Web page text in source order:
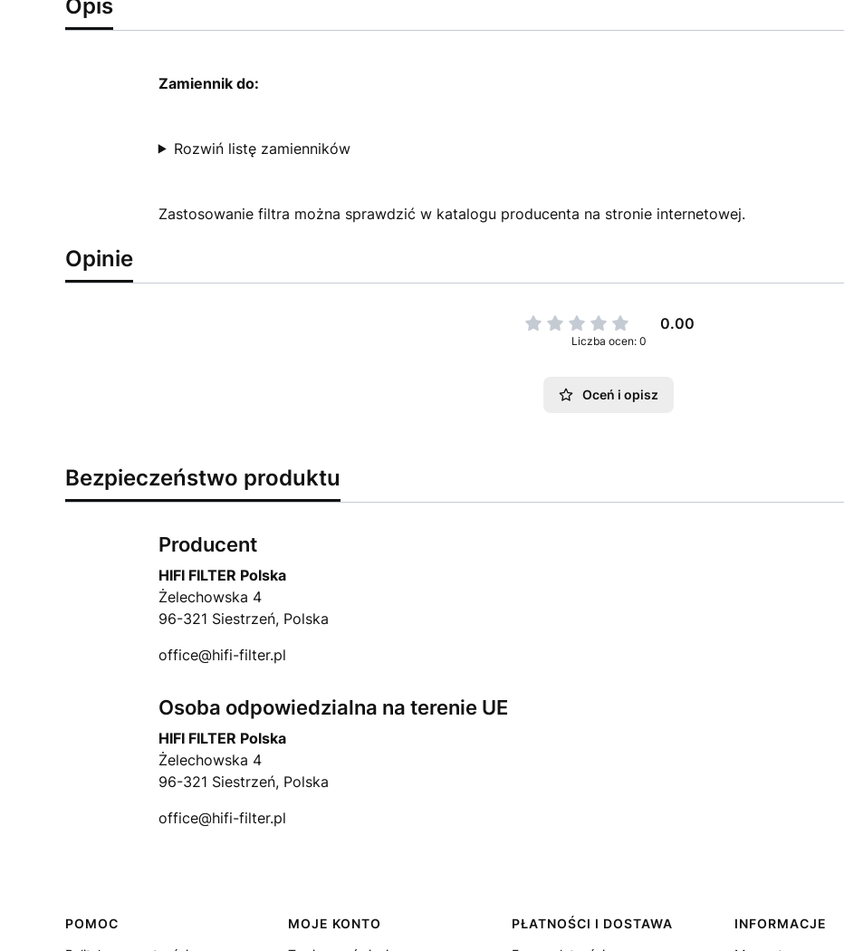
Opis
Zamiennik do:
Rozwiń listę zamienników
Zastosowanie filtra można sprawdzić w katalogu producenta na stronie internetowej.
Opinie
0.00
Liczba ocen: 0
Oceń i opisz
Bezpieczeństwo produktu
Producent
HIFI FILTER Polska
Żelechowska 4
96-321 Siestrzeń, Polska
office@hifi-filter.pl
Osoba odpowiedzialna na terenie UE
HIFI FILTER Polska
Żelechowska 4
96-321 Siestrzeń, Polska
office@hifi-filter.pl
Linki w stopce
POMOC
MOJE KONTO
PŁATNOŚCI I DOSTAWA
INFORMACJE